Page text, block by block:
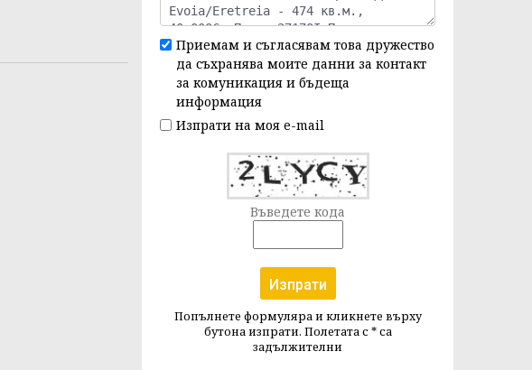
Приемам и съгласявам това дружество
да съхранява моите данни за контакт
за комуникация и бъдеща
информация
Изпрати на моя e-mail
Въведете кода
Изпрати
Попълнете формуляра и кликнете върху
бутона изпрати. Полетата с*са
задължителни